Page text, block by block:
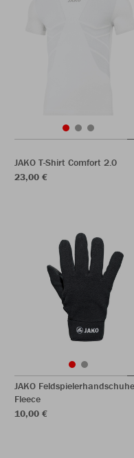
JAKO T-Shirt Comfort 2.0
23,00 €
JAKO Feldspielerhandschuhe
Fleece
10,00 €